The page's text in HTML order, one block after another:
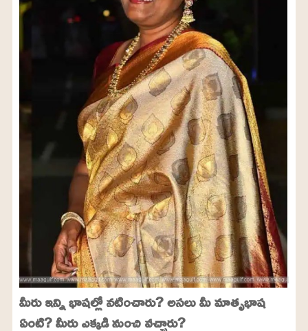
మీరు ఇన్ని భాషల్లో నటించారు? అసలు మీ మాతృభాష
ఏంటి? మీరు ఎక్కడి నుంచి వచ్చారు?